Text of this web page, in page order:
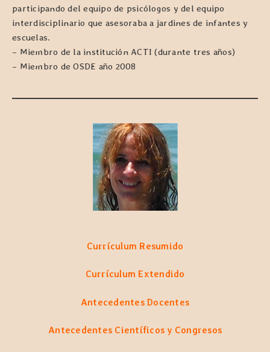
participando del equipo de psicólogos y del equipo
interdisciplinario que asesoraba a jardines de infantes y
escuelas.
– Miembro de la institución ACTI (durante tres años)
– Miembro de OSDE año 2008
Currículum Resumido
Currículum Extendido
Antecedentes Docentes
Antecedentes Científicos y Congresos